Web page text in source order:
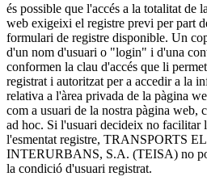
és possible que l'accés a la totalitat de
web exigeixi el registre previ per part
formulari de registre disponible. Un
d'un nom d'usuari o "login" i d'una
conformen la clau d'accés que li
registrat i autoritzat per a accedir a la
relativa a l'àrea privada de la pàgina
com a usuari de la nostra pàgina web,
ad hoc. Si l'usuari decideix no facilitar
l'esmentat registre, TRANSPORTS
INTERURBANS, S.A. (TEISA) no
la condició d'usuari registrat.